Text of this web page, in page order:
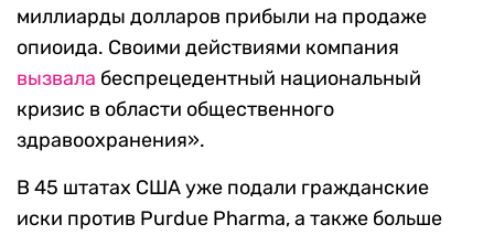
миллиарды долларов прибыли на продаже
опиоида. Своими действиями компания
вызвала беспрецедентный национальный
кризис в области общественного
здравоохранения».
В 45 штатах США уже подали гражданские
иски против Purdue Pharma, а также больше